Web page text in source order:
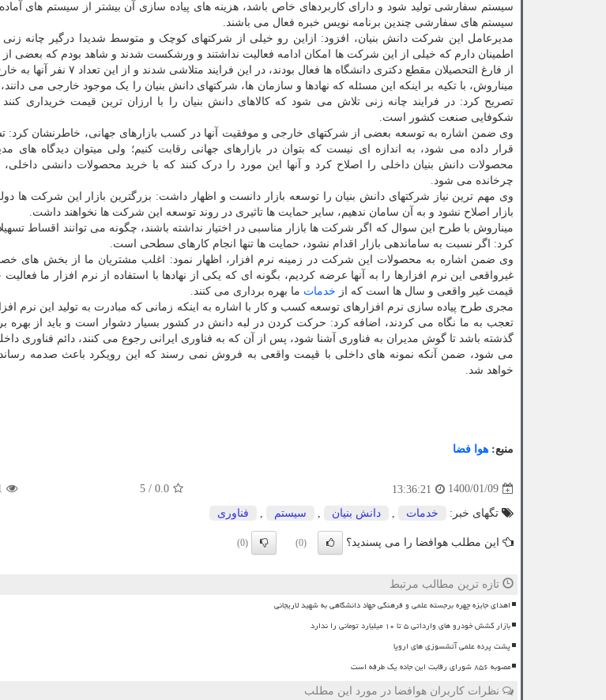
سیستم سفارشی تولید شود و دارای کاربردهای خاص باشد، هزینه های پیاده سازی آن بیشتر از سیستم های
سیستم های سفارشی چندین برنامه نویس خبره فعال می باشند.
مدیرعامل این شرکت دانش بنیان، افزود: ازاین رو خیلی از شرکتهای کوچک و متوسط شدیدا درگیر چانه زنی
از فارغ التحصیلان مقطع دکتری دانشگاه ها فعال بودند، در این فرایند متلاشی شدند و از این تعداد ۷ نفر آنها به خارج مهاجرت کردند.
میناروش، با تکیه بر اینکه این مسئله که نهادها و سازمان ها، شرکتهای دانش بنیان را یک موجود خارجی می
تصریح کرد: در فرایند چانه زنی تلاش می شود که کالاهای دانش بنیان را با ارزان ترین قیمت خریداری
شکوفایی صنعت کشور است.
وی ضمن اشاره به توسعه بعضی از شرکتهای خارجی و موفقیت آنها در کسب بازارهای جهانی، خاطرنشان کرد:
قرار داده می شود، به اندازه ای نیست که بتوان در بازارهای جهانی رقابت کنیم؛ ولی میتوان دیدگاه های
محصولات دانش بنیان داخلی را اصلاح کرد و آنها این مورد را درک کنند که با خرید محصولات دانشی
چرخانده می شود.
وی مهم ترین نیاز شرکتهای دانش بنیان را توسعه بازار دانست و اظهار داشت: بزرگترین بازار این شرکت ها
بازار اصلاح نشود و به آن سامان ندهیم، سایر حمایت ها تاثیری در روند توسعه این شرکت ها نخواهند داشت.
میناروش با طرح این سوال که اگر شرکت ها بازار مناسبی در اختیار نداشته باشند، چگونه می توانند اقساط
کرد: اگر نسبت به ساماندهی بازار اقدام نشود، حمایت ها تنها انجام کارهای سطحی است.
وی ضمن اشاره به محصولات این شرکت در زمینه نرم افزار، اظهار نمود: اغلب مشتریان ما از بخش های
غیرواقعی این نرم افزارها را به آنها عرضه کردیم، بگونه ای که یکی از نهادها با استفاده از نرم افزار ما
قیمت غیر واقعی و سال ها است که از خدمات ما بهره برداری می کنند.
مجری طرح پیاده سازی نرم افزارهای توسعه کسب و کار با اشاره به اینکه زمانی که مبادرت به تولید این نرم
تعجب به ما نگاه می کردند، اضافه کرد: حرکت کردن در لبه دانش در کشور بسیار دشوار است و باید از بهره
گذشته باشد تا گوش مدیران به فناوری آشنا شود، پس از آن که به فناوری ایرانی رجوع می کنند، دائم فناوری
می شود، ضمن آنکه نمونه های داخلی با قیمت واقعی به فروش نمی رسند که این رویکرد باعث صدمه
خواهد شد.
منبع: هوا فضا
1400/01/09
13:36:21
0.0
/
5
تگهای خبر: خدمات دانش بنیان سیستم فناوری
این مطلب هوافضا را می پسندید؟ (0)
(0)
تازه ترین مطالب مرتبط
اهدای جایزه چهره برجسته علمی و فرهنگی جهاد دانشگاهی به شهید لاریجانی
بازار کشش خودرو های وارداتی ۵ تا ۱۰ میلیارد تومانی را ندارد
پشت پرده علمی آتشسوزی های اروپا
مصوبه ۸۵۶ شورای رقابت این جاده یک طرفه است
نظرات کاربران هوافضا در مورد این مطلب